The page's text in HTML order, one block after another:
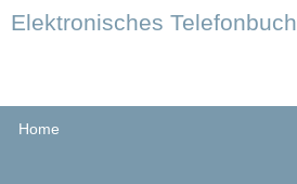
Elektronisches Telefonbuch
Home